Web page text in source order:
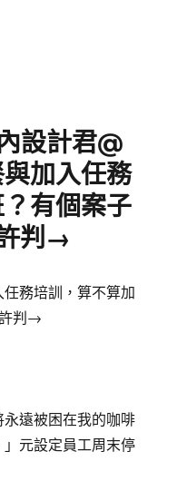
設計君@
加入任務
有個案子
判→
務培訓，算不算加
判→
遠被困在我的咖啡
元設定員工周末停